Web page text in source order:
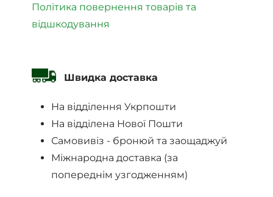
Політика повернення товарів та
відшкодування
Швидка доставка
На відділення Укрпошти
На відділена Нової Пошти
Самовивіз - бронюй та заощаджуй
Міжнародна доставка (за
попереднім узгодженням)